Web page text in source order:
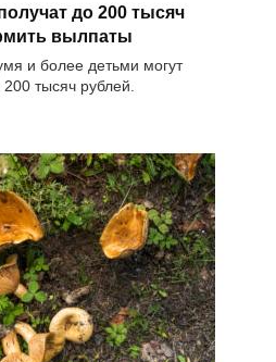
до 200 тысяч
вылпаты
и более детьми могут
тысяч рублей.